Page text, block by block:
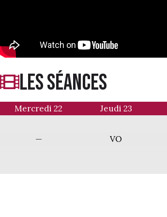
LES séances
Mercredi 22
—
Jeudi 23
VO